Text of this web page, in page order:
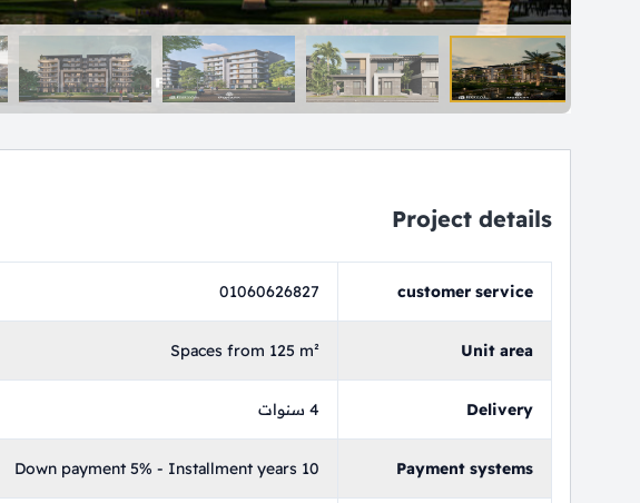
Project details
customer service
01060626827
Unit area
Spaces from 125 m²
Delivery 4 سنوات
Payment systems
Down payment 5% - Installment years 10